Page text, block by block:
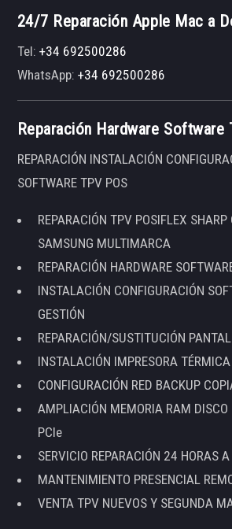
24/7 Reparación Apple Mac a
Tel:+34 692500286
WhatsApp:+34 692500286
Reparación Hardware Software
REPARACIÓN INSTALACIÓN
SOFTWARE TPV POS
REPARACIÓN TPV POSIFLEX
SAMSUNG MULTIMARCA
REPARACIÓN HARDWARE
INSTALACIÓN CONFIGURACIÓN
GESTIÓN
REPARACIÓN/SUSTITUCIÓN
INSTALACIÓN IMPRESORA
CONFIGURACIÓN RED BACKUP
AMPLIACIÓN MEMORIA RAM DISCO
PCIe
SERVICIO REPARACIÓN 24 HORAS
MANTENIMIENTO PRESENCIAL
VENTA TPV NUEVOS Y SEGUNDA